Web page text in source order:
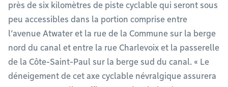
près de six kilomètres de piste cyclable qui seront sous
peu accessibles dans la portion comprise entre
l’avenue Atwater et la rue de la Commune sur la berge
nord du canal et entre la rue Charlevoix et la passerelle
de la Côte-Saint-Paul sur la berge sud du canal. « Le
déneigement de cet axe cyclable névralgique assurera